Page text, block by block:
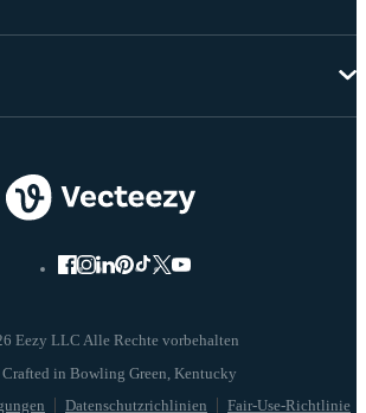
Eezy LLC Alle Rechte vorbehalten
Datenschutzrichlinien Fair-Use-Richtlinie